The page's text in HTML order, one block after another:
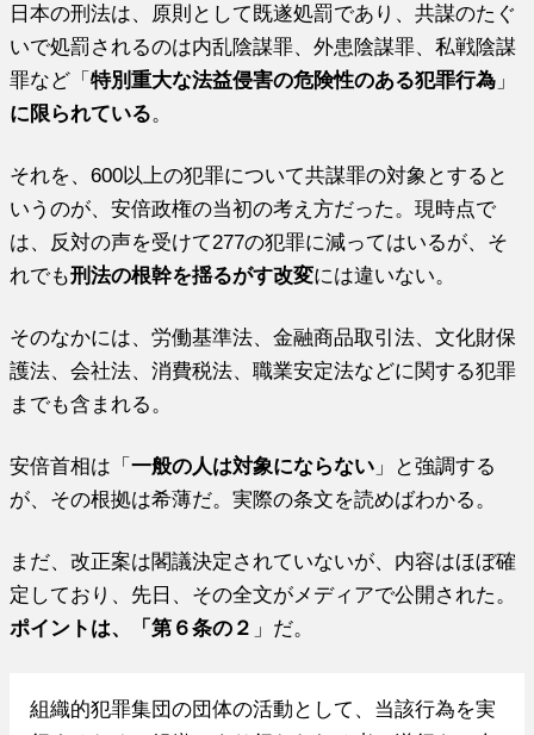
日本の刑法は、原則として既遂処罰であり、共謀のたぐ
いで処罰されるのは内乱陰謀罪、外患陰謀罪、私戦陰謀
罪など「特別重大な法益侵害の危険性のある犯罪行為 」
に限られている。
それを、600以上の犯罪について共謀罪の対象とすると
いうのが、安倍政権の当初の考え方だった。現時点で
は、反対の声を受けて277の犯罪に減ってはいるが、そ
れでも刑法の根幹を揺るがす改変には違いない。
そのなかには、労働基準法、金融商品取引法、文化財保
護法、会社法、消費税法、職業安定法などに関する犯罪
までも含まれる。
安倍首相は「一般の人は対象にならない 」と強調する
が、その根拠は希薄だ。実際の条文を読めばわかる。
まだ、改正案は閣議決定されていないが、内容はほぼ確
定しており、先日、その全文がメディアで公開された。
ポイントは、「第６条の２ 」だ。
組織的犯罪集団の団体の活動として、当該行為を実